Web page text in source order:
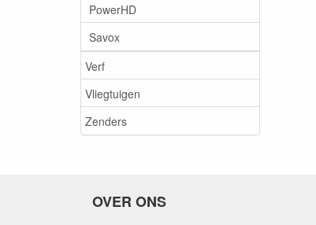
PowerHD
Savox
Verf
Vliegtuigen
Zenders
OVER ONS